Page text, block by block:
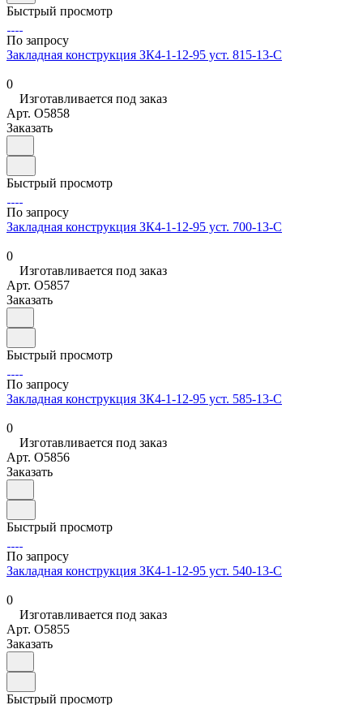
Быстрый просмотр
По запросу
Закладная конструкция ЗК4-1-12-95 уст. 815-13-С
0
Изготавливается под заказ
Арт. O5858
Заказать
Быстрый просмотр
По запросу
Закладная конструкция ЗК4-1-12-95 уст. 700-13-С
0
Изготавливается под заказ
Арт. O5857
Заказать
Быстрый просмотр
По запросу
Закладная конструкция ЗК4-1-12-95 уст. 585-13-С
0
Изготавливается под заказ
Арт. O5856
Заказать
Быстрый просмотр
По запросу
Закладная конструкция ЗК4-1-12-95 уст. 540-13-С
0
Изготавливается под заказ
Арт. O5855
Заказать
Быстрый просмотр